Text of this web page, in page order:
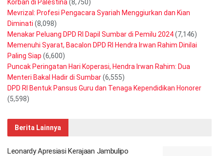
Korban di Palestina (8,750)
Mevrizal: Profesi Pengacara Syariah Menggiurkan dan Kian
Diminati (8,098)
Menakar Peluang DPD RI Dapil Sumbar di Pemilu 2024(7,146)
Memenuhi Syarat, Bacalon DPD RI Hendra Irwan Rahim Dinilai
Paling Siap (6,600)
Puncak Peringatan Hari Koperasi, Hendra Irwan Rahim: Dua
Menteri Bakal Hadir di Sumbar(6,555)
DPD RI Bentuk Pansus Guru dan Tenaga Kependidikan Honorer
(5,598)
Berita Lainnya
Leonardy Apresiasi Kerajaan Jambulipo